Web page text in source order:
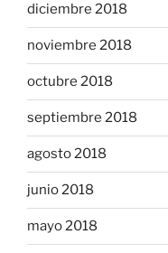
diciembre 2018
noviembre 2018
octubre 2018
septiembre 2018
agosto 2018
junio 2018
mayo 2018